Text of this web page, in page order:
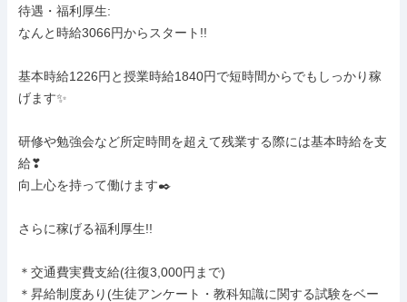
待遇・福利厚生:
なんと時給3066円からスタート!!
基本時給1226円と授業時給1840円で短時間からでもしっかり稼
げます✨
研修や勉強会など所定時間を超えて残業する際には基本時給を支
給❣
向上心を持って働けます✒️
さらに稼げる福利厚生!!
＊交通費実費支給(往復3,000円まで)
＊昇給制度あり(生徒アンケート・教科知識に関する試験をベー